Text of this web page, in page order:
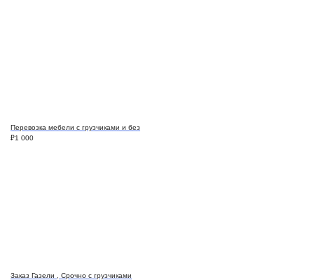
Перевозка мебели с грузчиками и без
₽1 000
Заказ Газели , Срочно с грузчиками